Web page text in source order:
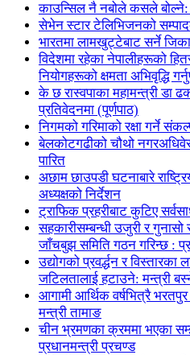
काउन्सिल नै नबोले कसले बोल्ने:
सेभेन स्टार टेलिभिजनको
भारतमा लामखुट्टेबाट सर्ने
विदेशमा रहेका नेपालीहरूको
नियोगहरूको क्षमता अभिवृद्धि
के छ रास्वपाका महामन्त्री डा
प्रतिवेदनमा (पूर्णपाठ)
निगमको गरिमाको रक्षा गर्ने
बेलकोटगढीको चौथो
पारित
अछाम छाउपडी घटनाबारे
अध्यक्षको निर्देशन
ट्राफिक प्रहरीबाट कुटिए
सहकारीसम्बन्धी उजुरी र
जाँचबुझ समिति गठन गरिन्छ :
उद्योगको प्रवर्द्धन र
जटिलतालाई हटाउने: मन्त्री
आगामी आर्थिक वर्षभित्रै
मन्त्री तामाङ
चीन भ्रमणका क्रममा भएका
प्रधानमन्त्री प्रचण्ड